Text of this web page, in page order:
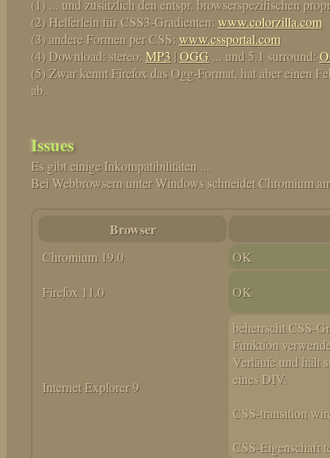
(1) ... und zusätzlich den entspr. browserspezifischen
(2) Helferlein für CSS3-Gradienten:www.colorzilla.com
(3) andere Formen per CSS:www.cssportal.com
(4) Download: stereo:MP3 |OGG ... und 5.1 surround:
(5) Zwar kennt Firefox das Ogg-Format, hat aber einen
ab.
Issues
Es gibt einige Inkompatibilitäten ...
Bei Webbrowsern unter Windows schneidet Chromium
Browser
Chromium 19.0 OK
Firefox 11.0 OK
Internet Explorer 9
beherrscht CSS-
Funktion
Verläufe und hält
eines DIV.
CSS-transition
CSS-Eigenschaft